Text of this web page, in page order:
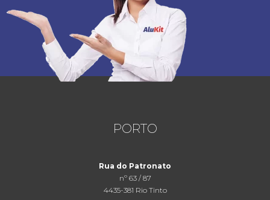
PORTO
Rua do Patronato
nº 63 / 87
4435-381 Rio Tinto